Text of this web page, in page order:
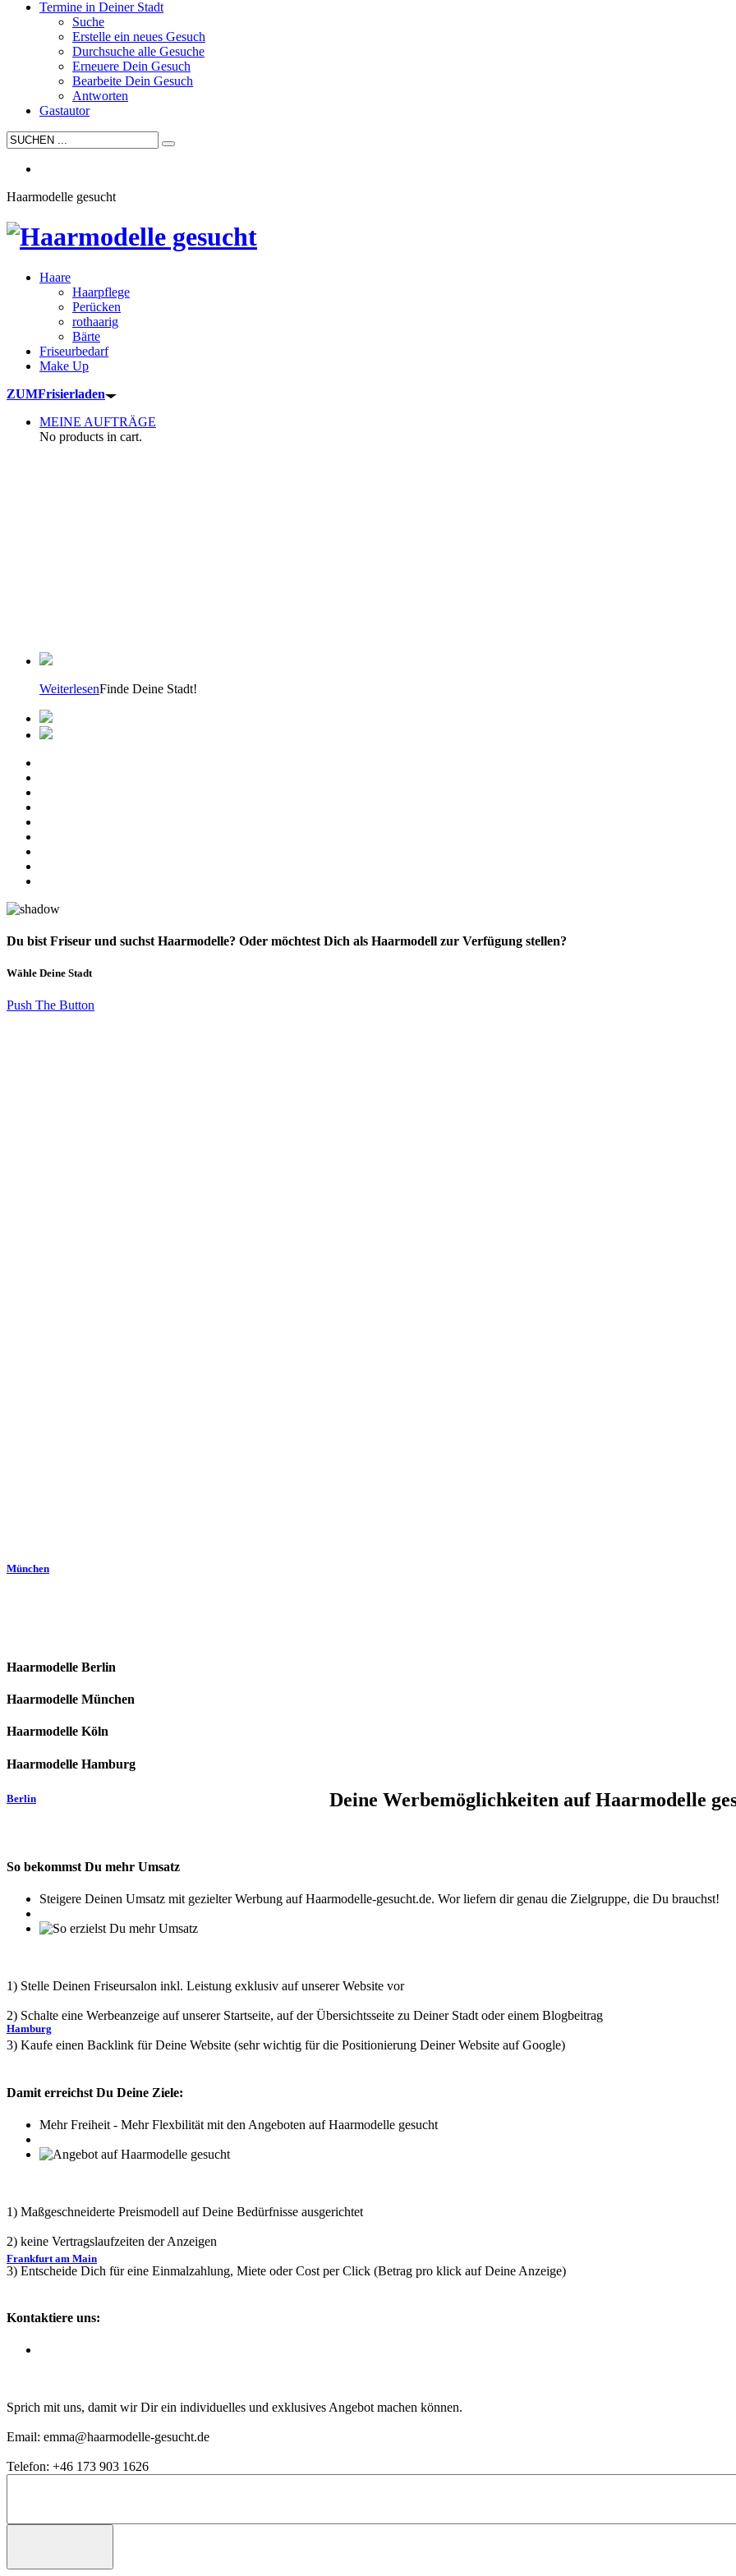
Termine in Deiner Stadt
Suche
Erstelle ein neues Gesuch
Durchsuche alle Gesuche
Erneuere Dein Gesuch
Bearbeite Dein Gesuch
Antworten
Gastautor
Haarmodelle gesucht
Haare
Haarpflege
Perücken
rothaarig
Bärte
Friseurbedarf
Make Up
ZUMFrisierladen
MEINE AUFTRÄGE
No products in cart.
WeiterlesenFinde Deine Stadt!
Du bist Friseur und suchst Haarmodelle? Oder möchtest Dich als Haarmodell zur Verfügung stellen?
Wähle Deine Stadt
Push The Button
München
Berlin
Hamburg
Frankfurt am Main
Haarmodelle Berlin
Haarmodelle München
Haarmodelle Köln
Haarmodelle Hamburg
Deine Werbemöglichkeiten auf Haarmodelle
So bekommst Du mehr Umsatz
Steigere Deinen Umsatz mit gezielter Werbung auf Haarmodelle-gesucht.de. Wor liefern dir genau die Zielgruppe, die Du brauchst!
1) Stelle Deinen Friseursalon inkl. Leistung exklusiv auf unserer Website vor
2) Schalte eine Werbeanzeige auf unserer Startseite, auf der Übersichtsseite zu Deiner Stadt oder einem Blogbeitrag
3) Kaufe einen Backlink für Deine Website (sehr wichtig für die Positionierung Deiner Website auf Google)
Damit erreichst Du Deine Ziele:
Mehr Freiheit - Mehr Flexbilität mit den Angeboten auf Haarmodelle gesucht
1) Maßgeschneiderte Preismodell auf Deine Bedürfnisse ausgerichtet
2) keine Vertragslaufzeiten der Anzeigen
3) Entscheide Dich für eine Einmalzahlung, Miete oder Cost per Click (Betrag pro klick auf Deine Anzeige)
Kontaktiere uns:
Sprich mit uns, damit wir Dir ein individuelles und exklusives Angebot machen können.
Email: emma@haarmodelle-gesucht.de
Telefon: +46 173 903 1626